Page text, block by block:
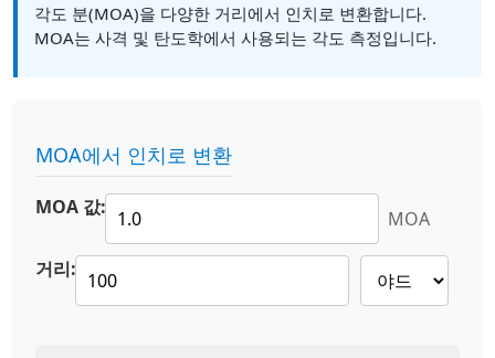
각도 분(MOA)을 다양한 거리에서 인치로 변환합니다.
MOA는 사격 및 탄도학에서 사용되는 각도 측정입니다.
MOA에서 인치로 변환
MOA 값: MOA
거리: